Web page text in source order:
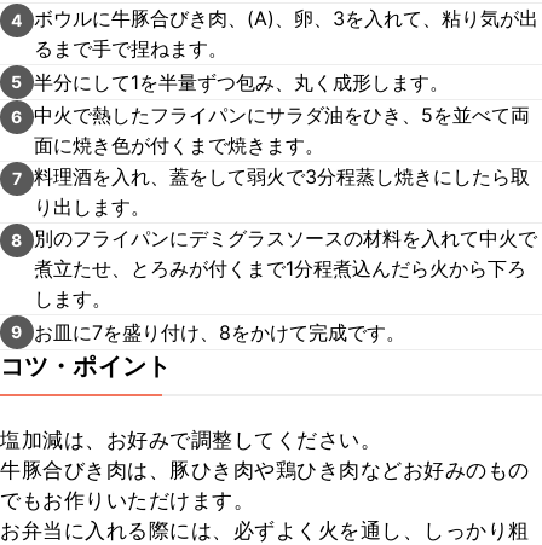
4 ボウルに牛豚合びき肉、(A)、卵、3を入れて、粘り気が出
るまで手で捏ねます。
5 半分にして1を半量ずつ包み、丸く成形します。
6 中火で熱したフライパンにサラダ油をひき、5を並べて両
面に焼き色が付くまで焼きます。
7 料理酒を入れ、蓋をして弱火で3分程蒸し焼きにしたら取
り出します。
8
別のフライパンにデミグラスソースの材料を入れて中火で
煮立たせ、とろみが付くまで1分程煮込んだら火から下ろ
します。
9 お皿に7を盛り付け、8をかけて完成です。
コツ・ポイント
塩加減は、お好みで調整してください。
牛豚合びき肉は、豚ひき肉や鶏ひき肉などお好みのもの
でもお作りいただけます。
お弁当に入れる際には、必ずよく火を通し、しっかり粗